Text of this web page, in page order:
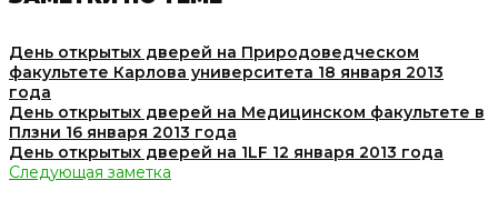
День открытых дверей на Природоведческом
факультете Карлова университета 18 января 2013
года
День открытых дверей на Медицинском факультете в
Плзни 16 января 2013 года
День открытых дверей на 1LF 12 января 2013 года
Следующая заметка